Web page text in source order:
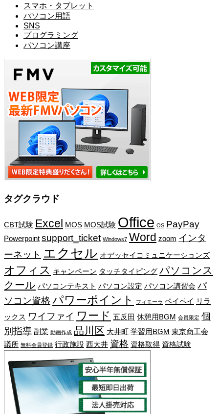
スマホ・タブレット
パソコン用語
SNS
プログラミング
パソコン講座
タグクラウド
CBT試験 Excel MOS MOS試験 Office OS PayPay
Powerpoint support_ticket Windows7 Word zoom インタ
ーネット エクセル オデッセイコミュニケーションズ
オフィス キャンペーン タッチタイピング パソコンス
クール パソコンテキスト パソコン設定 パソコン講習会 パ
ソコン資格 パワーポイント フィモーラ ペイペイ リラ
ックス ワイファイ ワード 五反田 休憩用BGM 会員限定 個
別指導 副業 動画作成 品川区 大井町 学習用BGM 東京商工会
議所 無料会員登録 行政施設 西大井 資格 資格取得 資格試験